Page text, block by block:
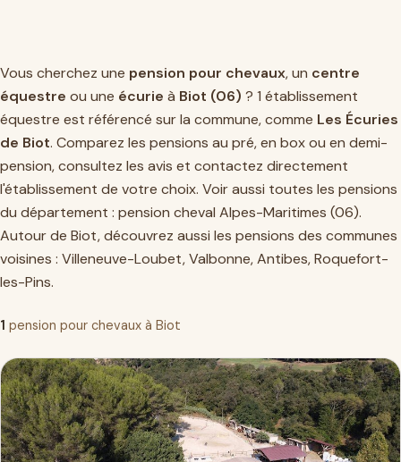
Vous cherchez une pension pour chevaux, un centre
équestre ou une écurie à Biot (06) ? 1 établissement
équestre est référencé sur la commune, comme Les Écuries
de Biot. Comparez les pensions au pré, en box ou en demi-
pension, consultez les avis et contactez directement
l'établissement de votre choix. Voir aussi toutes les pensions
du département : pension cheval Alpes-Maritimes (06).
Autour de Biot, découvrez aussi les pensions des communes
voisines : Villeneuve-Loubet,Valbonne,Antibes,Roquefort-
les-Pins.
1 pension pour chevaux à Biot